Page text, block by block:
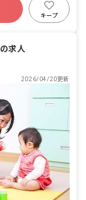
キープ
の求人
2026/04/20更新